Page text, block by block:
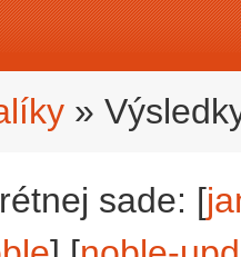
»
sade: [